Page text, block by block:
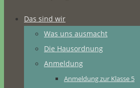
Das sind wir
Was uns ausmacht
Die Hausordnung
Anmeldung
Anmeldung zur Klasse 5